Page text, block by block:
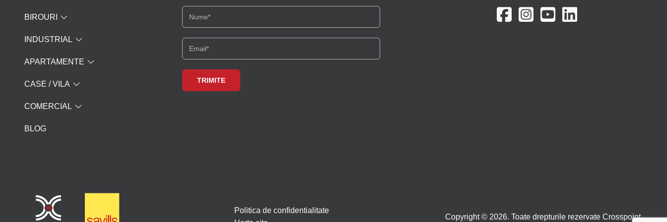
BIROURI
INDUSTRIAL
APARTAMENTE
CASE / VILA
COMERCIAL
BLOG
Politica de confidentialitate
Copyright © 2026. Toate drepturile rezervate Crosspoint.